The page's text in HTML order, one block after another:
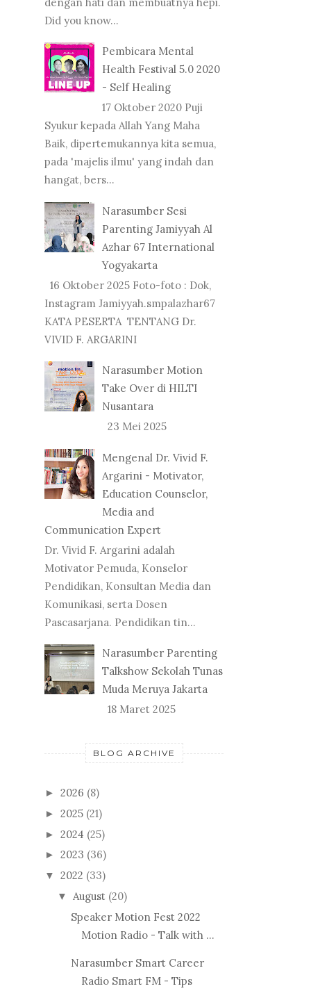
Did you know...
Pembicara Mental
Health Festival 5.0 2020
- Self Healing
17 Oktober 2020 Puji
Syukur kepada Allah Yang Maha
Baik, dipertemukannya kita semua,
pada 'majelis ilmu' yang indah dan
hangat, bers...
Narasumber Sesi
Parenting Jamiyyah Al
Azhar 67 International
Yogyakarta
16 Oktober 2025 Foto-foto : Dok,
Instagram Jamiyyah.smpalazhar67
KATA PESERTA TENTANG Dr.
VIVID F. ARGARINI
Narasumber Motion
Take Over di HILTI
Nusantara
23 Mei 2025
Mengenal Dr. Vivid F.
Argarini - Motivator,
Education Counselor,
Media and
Communication Expert
Dr. Vivid F. Argarini adalah
Motivator Pemuda, Konselor
Pendidikan, Konsultan Media dan
Komunikasi, serta Dosen
Pascasarjana. Pendidikan tin...
Narasumber Parenting
Talkshow Sekolah Tunas
Muda Meruya Jakarta
18 Maret 2025
BLOG ARCHIVE
► 2026 (8)
► 2025 (21)
► 2024 (25)
► 2023 (36)
▼ 2022 (33)
▼ August (20)
Speaker Motion Fest 2022
Motion Radio - Talk with ...
Narasumber Smart Career
Radio Smart FM - Tips